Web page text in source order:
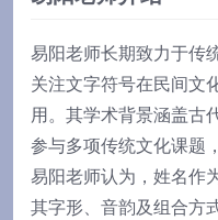
易阳老师长期致力于传
关注文字符号在民间文
用。其学术背景涵盖古
参与多项传统文化课题
易阳老师认为，姓名作
其字形、音韵及组合方